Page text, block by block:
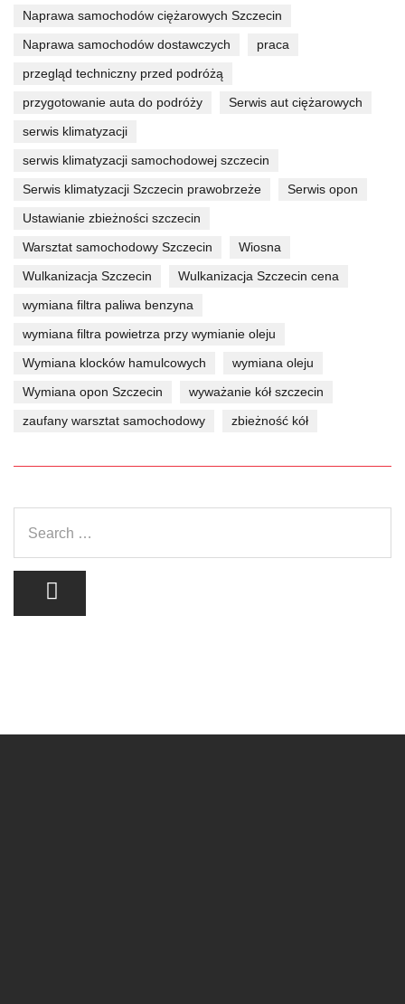
Naprawa samochodów ciężarowych Szczecin
Naprawa samochodów dostawczych
praca
przegląd techniczny przed podróżą
przygotowanie auta do podróży
Serwis aut ciężarowych
serwis klimatyzacji
serwis klimatyzacji samochodowej szczecin
Serwis klimatyzacji Szczecin prawobrzeże
Serwis opon
Ustawianie zbieżności szczecin
Warsztat samochodowy Szczecin
Wiosna
Wulkanizacja Szczecin
Wulkanizacja Szczecin cena
wymiana filtra paliwa benzyna
wymiana filtra powietrza przy wymianie oleju
Wymiana klocków hamulcowych
wymiana oleju
Wymiana opon Szczecin
wyważanie kół szczecin
zaufany warsztat samochodowy
zbieżność kół